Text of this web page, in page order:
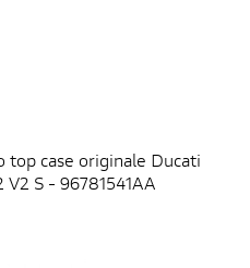
top case originale Ducati
S - 96781541AA